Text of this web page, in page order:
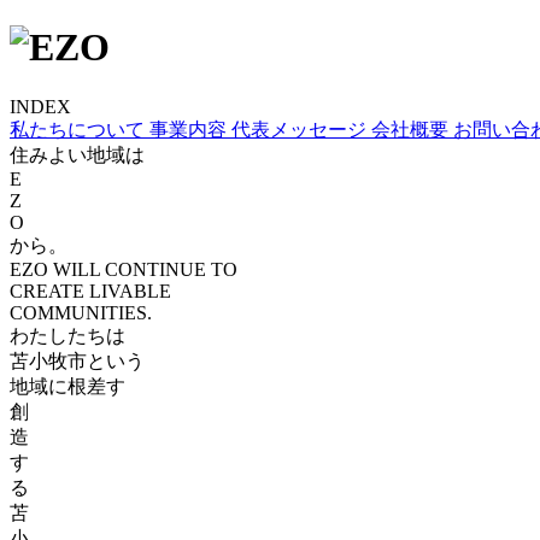
INDEX
私たちについて 事業内容 代表メッセージ 会社概要 お問い合
住みよい地域は
E
Z
O
から。
EZO WILL CONTINUE TO
CREATE LIVABLE
COMMUNITIES.
わたしたちは
苫小牧市という
地域に根差す
創
造
す
る
苫